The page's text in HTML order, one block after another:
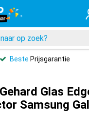
Beste Prijsgarantie
Glas
Samsung